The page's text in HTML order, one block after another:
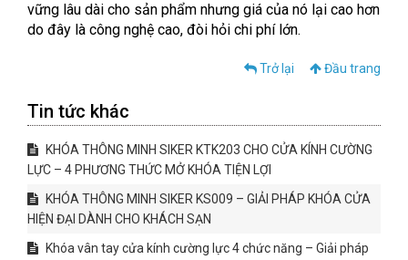
vững lâu dài cho sản phẩm nhưng giá của nó lại cao hơn
do đây là công nghệ cao, đòi hỏi chi phí lớn.
Trở lại Đầu trang
Tin tức khác
KHÓA THÔNG MINH SIKER KTK203 CHO CỬA KÍNH CƯỜNG
LỰC – 4 PHƯƠNG THỨC MỞ KHÓA TIỆN LỢI
KHÓA THÔNG MINH SIKER KS009 – GIẢI PHÁP KHÓA CỬA
HIỆN ĐẠI DÀNH CHO KHÁCH SẠN
Khóa vân tay cửa kính cường lực 4 chức năng – Giải pháp